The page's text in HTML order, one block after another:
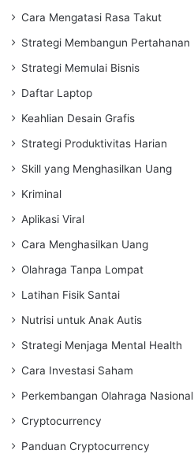
Cara Mengatasi Rasa Takut
Strategi Membangun Pertahanan
Strategi Memulai Bisnis
Daftar Laptop
Keahlian Desain Grafis
Strategi Produktivitas Harian
Skill yang Menghasilkan Uang
Kriminal
Aplikasi Viral
Cara Menghasilkan Uang
Olahraga Tanpa Lompat
Latihan Fisik Santai
Nutrisi untuk Anak Autis
Strategi Menjaga Mental Health
Cara Investasi Saham
Perkembangan Olahraga Nasional
Cryptocurrency
Panduan Cryptocurrency